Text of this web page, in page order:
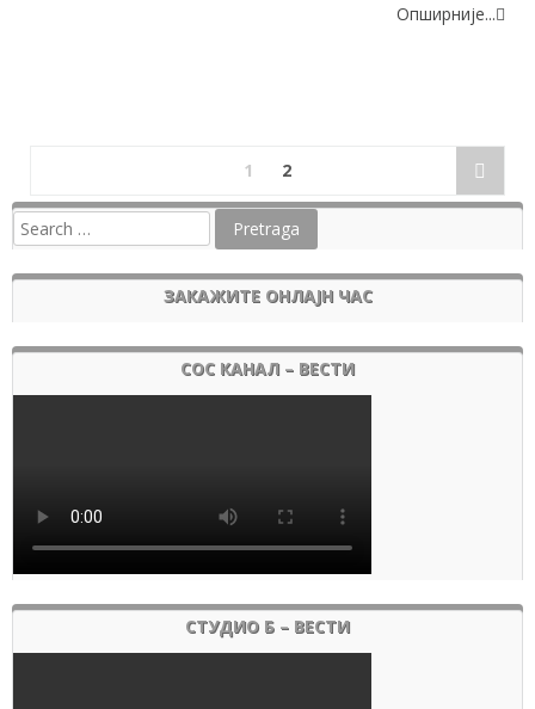
Опширније...
1 2
ЗАКАЖИТЕ ОНЛАЈН ЧАС
СОС КАНАЛ – ВЕСТИ
СТУДИО Б – ВЕСТИ